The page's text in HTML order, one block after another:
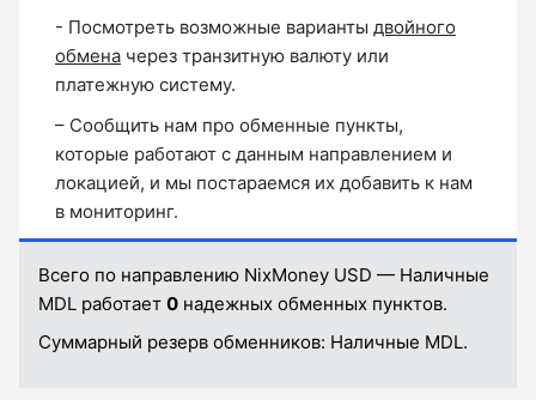
- Посмотреть возможные варианты двойного
обмена через транзитную валюту или
платежную систему.
– Сообщить нам про обменные пункты,
которые работают с данным направлением и
локацией, и мы постараемся их добавить к нам
в мониторинг.
Всего по направлению NixMoney USD — Наличные
MDL работает 0 надежных обменных пунктов.
Суммарный резерв обменников: Наличные MDL.